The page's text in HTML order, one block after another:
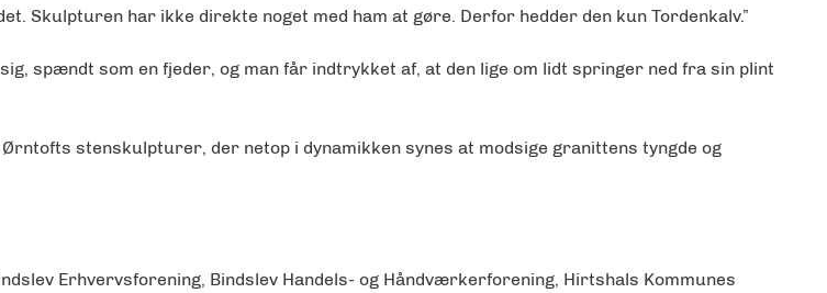
Skulpturen har ikke direkte noget med ham at gøre. Derfor hedder den kun Tordenkalv.”
spændt som en fjeder, og man får indtrykket af, at den lige om lidt springer ned fra sin plint
stenskulpturer, der netop i dynamikken synes at modsige granittens tyngde og
Erhvervsforening, Bindslev Handels- og Håndværkerforening, Hirtshals Kommunes